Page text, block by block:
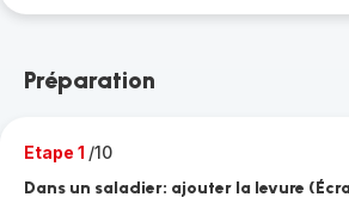
Préparation
Etape 1 /10
Dans un saladier: ajouter la levure